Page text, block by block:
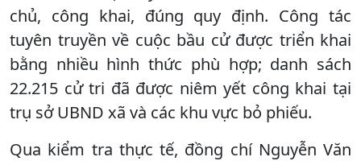
chủ, công khai, đúng quy định. Công tác
tuyên truyền về cuộc bầu cử được triển khai
bằng nhiều hình thức phù hợp; danh sách
22.215 cử tri đã được niêm yết công khai tại
trụ sở UBND xã và các khu vực bỏ phiếu.
Qua kiểm tra thực tế, đồng chí Nguyễn Văn